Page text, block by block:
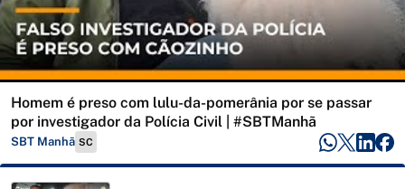
Homem é preso com lulu-da-pomerânia por se passar
por investigador da Polícia Civil | #SBTManhã
SBT Manhã SC